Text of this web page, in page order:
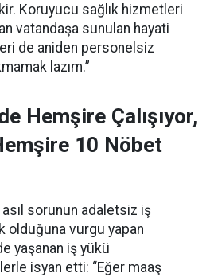
Koruyucu sağlık hizmetleri
vatandaşa sunulan hayati
de aniden personelsiz
lazım.”
Hemşire Çalışıyor,
10 Nöbet
sorunun adaletsiz iş
olduğuna vurgu yapan
yaşanan iş yükü
isyan etti: “Eğer maaş